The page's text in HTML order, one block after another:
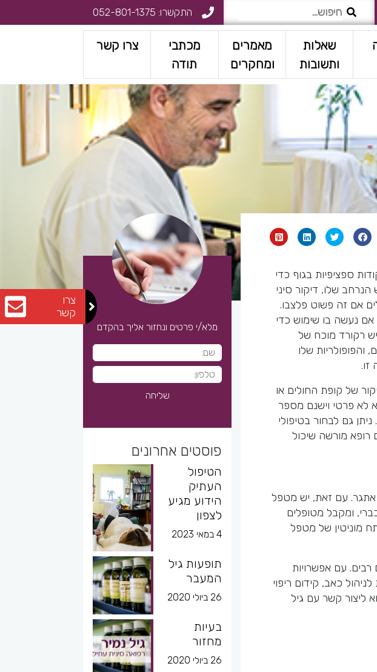
התקשרו: 052-801-1375
שאלות
ותשובות
מאמרים
ומחקרים
מכתבי
תודה
צרו קשר
צרו
קשר
ספציפיות בגוף כדי
שלו, דיקור סיני
אם זה פשוט פלצבו.
אם נעשה בו שימוש כדי
יש רקורד מוכח של
והפופולריות שלו
זו.
של קופת החולים או
לא פרטי וישנם מספר
גם לבחור בטיפולי
רופא מורשה שיכול
אתגר. עם זאת, יש מטפל
ומקבל מטופלים
מוניטין של מטפל
עם אפשרויות
כאב, קידום ריפוי
ליצור קשר עם גיל
מלא/י פרטים ונחזור אליך בהקדם
פוסטים אחרונים
הטיפול
העתיק
הידוע מגיע
לצפון
4 במאי 2023
תופעות גיל
המעבר
26 ביולי 2020
בעיות
מחזור
26 ביולי 2020